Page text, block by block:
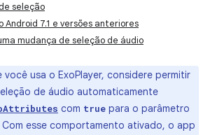
seleção
Android 7.1 e versões anteriores
mudança de seleção de áudio
você usa o ExoPlayer, considere permitir
de áudio automaticamente
com true para o parâmetro
Com esse comportamento ativado, o app